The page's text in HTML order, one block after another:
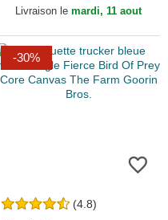
Yankees MLB New Era
Livraison le mardi, 11 aout
-30%
(4.8)